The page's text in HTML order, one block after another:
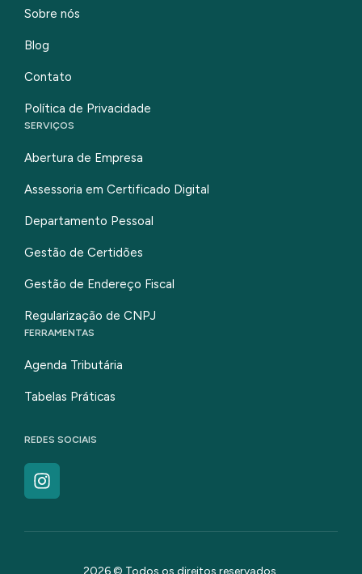
Sobre nós
Blog
Contato
Política de Privacidade
SERVIÇOS
Abertura de Empresa
Assessoria em Certificado Digital
Departamento Pessoal
Gestão de Certidões
Gestão de Endereço Fiscal
Regularização de CNPJ
FERRAMENTAS
Agenda Tributária
Tabelas Práticas
REDES SOCIAIS